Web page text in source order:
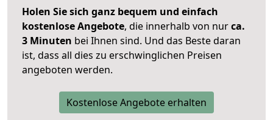
Holen Sie sich ganz bequem und einfach
kostenlose Angebote, die innerhalb von nurca.
3 Minuten bei Ihnen sind. Und das Beste daran
ist, dass all dies zu erschwinglichen Preisen
angeboten werden.
Kostenlose Angebote erhalten